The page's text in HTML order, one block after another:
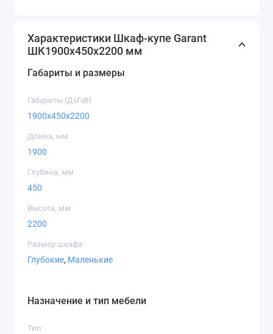
Дуб артизан
Дуб крафт
золотой
Дуб
приморский
Характеристики Шкаф-купе Garant
ШК1900х450х2200 мм
Габариты и размеры
Габариты (ДхГхВ)
1900x450x2200
Длина, мм
1900
Глубина, мм
450
Высота, мм
2200
Размер шкафа
Глубокие, Маленькие
Назначение и тип мебели
Тип